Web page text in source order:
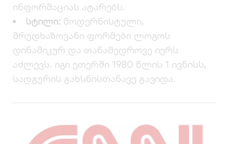
ინფორმაციას ატარებს.
სტილი: მოდერნისტული,
მრუდხაზოვანი ფორმები ლოგოს
დინამიკურ და თანამედროვე იერს
აძლევს. იგი ეთერში 1980 წლის 1 ივნისს,
სადგურის გახსნისთანავე გავიდა.